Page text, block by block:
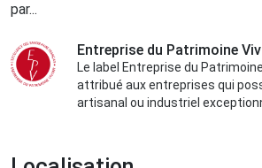
par...
Entreprise du Patrimoine
Le label Entreprise du
attribué aux entreprises qui
artisanal ou industriel